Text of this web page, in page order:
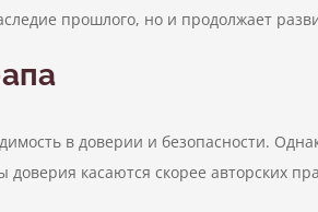
прошлого, но и продолжает
в доверии и безопасности.
касаются скорее авторских